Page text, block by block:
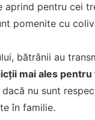
aprind pentru cei
pomenite cu
bătrânii au
mai ales pentru
nu sunt
în familie.